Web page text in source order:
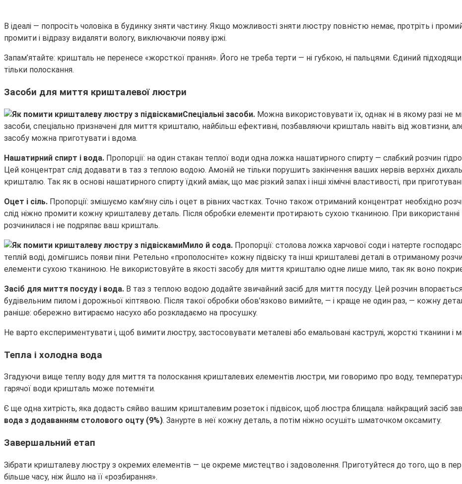
В ідеалі — попросіть чоловіка в будинку зняти частину. Якщо можливості зняти люстру повністю немає, протріть і
промити і відразу видаляти вологу, виключаючи появу іржі.
Запам’ятайте: кришталь не перенесе «жорсткої прання». Його не треба терти — ні губкою, ні пальцями. Єдиний
тільки полоскання.
Засоби для миття кришталевої люстри
Спеціальні засоби. Можна використовувати їх, однак ні в якому разі не
засоби, спеціально призначені для миття кришталю, найбільш ефективні, позбавляючи кришталь навіть від жовтизни,
засобу можна приготувати і вдома.
Нашатирний спирт і вода. Пропорції: на один стакан теплої води одна ложка нашатирного спирту — слабкий розчин
Цей концентрат слід додавати в таз з теплою водою. Амоній не тільки порушить закінчення ваших нервів верхніх
кришталю. Так як в основі нашатирного спирту їдкий аміак, що має різкий запах і інші хімічні властивості, при
Оцет і сіль. Пропорції: змішуємо кам’яну сіль і оцет в рівних частках. Точно також отриманий концентрат необхідно
слід ніжно промити кожну кришталеву деталь. Після обробки елементи протирають сухою тканиною. При
розчинилася і не подряпає ваш кришталь.
Мило й сода. Пропорції: столова ложка харчової соди і натерте
теплій воді, домігшись появи піни. Ретельно «прополосніте» кожну підвіску та інші кришталеві деталі в отриманому
елементи сухою тканиною. Не використовуйте в якості засобу для миття кришталю одне лише мило, так як воно
Засіб для миття посуду і вода. В таз з теплою водою додайте звичайний засіб для миття посуду. Цей розчин
будівельним пилом і дорожньої кіптявою. Після такої обробки обов’язково вимийте, — і краще не один раз, — кожну
раніше: обережно витираємо насухо або розкладаємо на просушку.
Не варто експериментувати і, щоб вимити люстру, застосовувати металеві або емальовані каструлі, жорсткі тканини і
Тепла і холодна вода
Згадуючи вище теплу воду для миття та полоскання кришталевих елементів люстри, ми говоримо про воду,
гарячої води кришталь може потемніти.
Є ще одна хитрість, яка додасть сяйво вашим кришталевим розеток і підвісок, щоб люстра блищала: найкращий засіб
вода з додаванням столового оцту (9%). Занурте в неї кожну деталь, а потім ніжно осушіть шматочком оксамиту.
Завершальний етап
Зібрати кришталеву люстру з окремих елементів — це окреме мистецтво і задоволення. Приготуйтеся до того, що в
більше часу, ніж йшло на її «розбирання».